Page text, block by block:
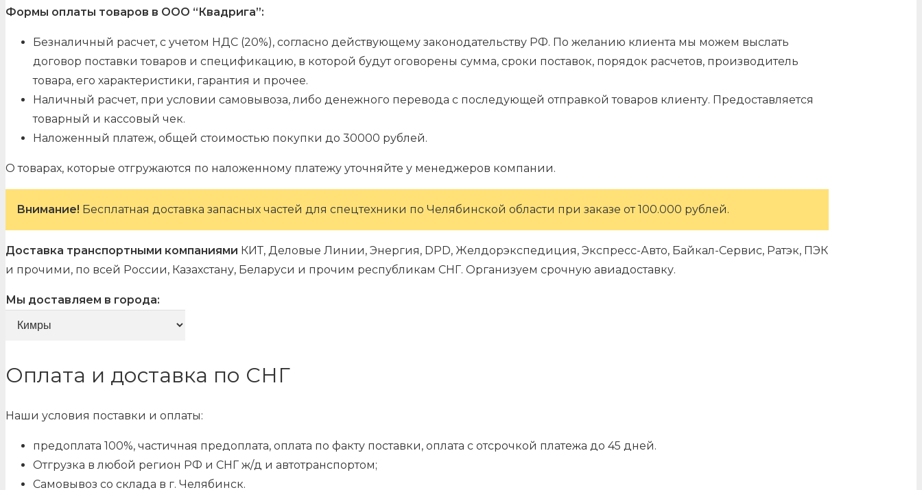
Формы оплаты товаров в ООО “Квадрига”:
Безналичный расчет, с учетом НДС (20%), согласно действующему законодательству РФ. По желанию клиента мы можем выслать
договор поставки товаров и спецификацию, в которой будут оговорены сумма, сроки поставок, порядок расчетов, производитель
товара, его характеристики, гарантия и прочее.
Наличный расчет, при условии самовывоза, либо денежного перевода с последующей отправкой товаров клиенту. Предоставляется
товарный и кассовый чек.
Наложенный платеж, общей стоимостью покупки до 30000 рублей.
О товарах, которые отгружаются по наложенному платежу уточняйте у менеджеров компании.
Внимание! Бесплатная доставка запасных частей для спецтехники по Челябинской области при заказе от 100.000 рублей.
Доставка транспортными компаниями КИТ, Деловые Линии, Энергия, DPD, Желдорэкспедиция, Экспресс-Авто, Байкал-Сервис, Ратэк, ПЭК
и прочими, по всей России, Казахстану, Беларуси и прочим республикам СНГ. Организуем срочную авиадоставку.
Мы доставляем в города:
Оплата и доставка по СНГ
Наши условия поставки и оплаты:
предоплата 100%, частичная предоплата, оплата по факту поставки, оплата с отсрочкой платежа до 45 дней.
Отгрузка в любой регион РФ и СНГ ж/д и автотранспортом;
Самовывоз со склада в г. Челябинск.